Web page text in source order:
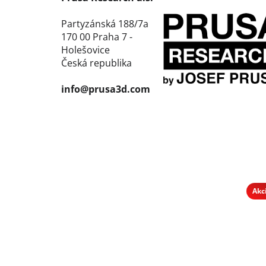
Partyzánská 188/7a
170 00 Praha 7 -
Holešovice
Česká republika
info@prusa3d.com